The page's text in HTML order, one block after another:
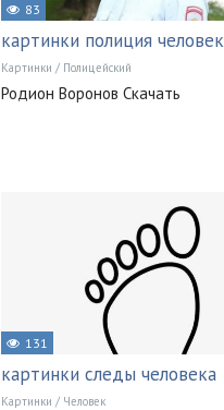
83
картинки полиция человек
Картинки / Полицейский
Родион Воронов Скачать
131
картинки следы человека
Картинки / Человек